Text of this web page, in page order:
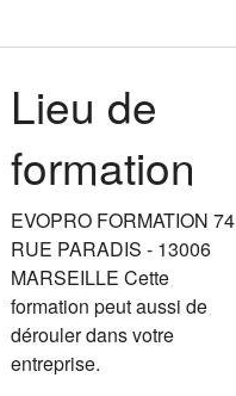
Lieu de
formation
EVOPRO FORMATION 74
RUE PARADIS - 13006
MARSEILLE Cette
formation peut aussi de
dérouler dans votre
entreprise.